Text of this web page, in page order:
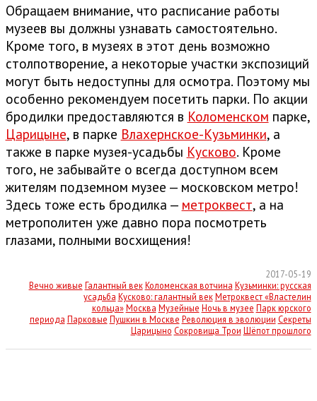
Обращаем внимание, что расписание работы
музеев вы должны узнавать самостоятельно.
Кроме того, в музеях в этот день возможно
столпотворение, а некоторые участки экспозиций
могут быть недоступны для осмотра. Поэтому мы
особенно рекомендуем посетить парки. По акции
бродилки предоставляются в Коломенском парке,
Царицыне, в парке Влахернское-Кузьминки, а
также в парке музея-усадьбы Кусково. Кроме
того, не забывайте о всегда доступном всем
жителям подземном музее — московском метро!
Здесь тоже есть бродилка — метроквест, а на
метрополитен уже давно пора посмотреть
глазами, полными восхищения!
2017-05-19
Вечно живые Галантный век Коломенская вотчина Кузьминки: русская
усадьба Кусково: галантный век Метроквест «Властелин
кольца» Москва Музейные Ночь в музее Парк юрского
периода Парковые Пушкин в Москве Революция в эволюции Секреты
Царицыно Сокровища Трои Шёпот прошлого